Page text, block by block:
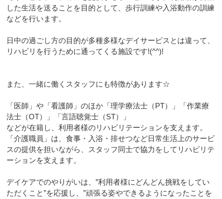
した生活を送ることを目的として、歩行訓練や入浴動作の訓練
などを行います。
日中の過ごし方の目的が多種多様なデイサービスとは違って、
リハビリを行うために通ってくる施設です!(^^)!
また、一緒に働くスタッフにも特徴があります☆
「医師」や「看護師」のほか「理学療法士（PT）」「作業療
法士（OT）」「言語聴覚士（ST）」
などが在籍し、利用者様のリハビリテーションを支えます。
「介護職員」は、食事・入浴・排せつなど日常生活上のサービ
スの提供を担いながら、スタッフ同士で協力をしてリハビリテ
ーションを支えます。
デイケアでのやりがいは、”利用者様にどんどん挑戦をしてい
ただくこと”を応援し、”頑張る姿やできるようになったことを